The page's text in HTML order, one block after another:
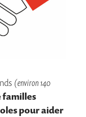
(environ 140
familles
pour aider